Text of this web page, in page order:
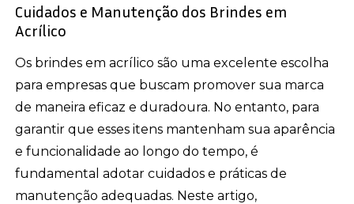
Cuidados e Manutenção dos Brindes em
Acrílico
Os brindes em acrílico são uma excelente escolha
para empresas que buscam promover sua marca
de maneira eficaz e duradoura. No entanto, para
garantir que esses itens mantenham sua aparência
e funcionalidade ao longo do tempo, é
fundamental adotar cuidados e práticas de
manutenção adequadas. Neste artigo,